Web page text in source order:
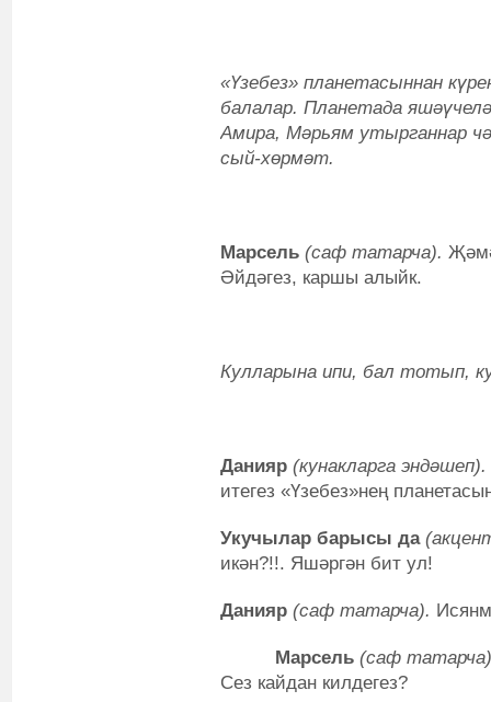
«Үзебез» планетасыннан
балалар. Планетада
Амира, Мәрьям утырганнар
сый-хөрмәт.
Марсель (саф татарча).
Әйдәгез, каршы алыйк.
Кулларына ипи, бал тотып,
Данияр (кунакларга эндәшеп).
итегез «Үзебез»нең
Укучылар барысы да
икән?!!. Яшәргән бит ул!
Данияр (саф татарча).
Марсель (саф
Сез кайдан килдегез?